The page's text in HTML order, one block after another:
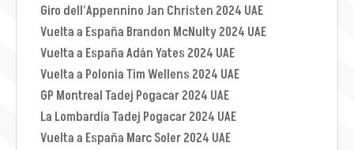
Giro dell'Appennino Jan Christen 2024 UAE
Vuelta a España Brandon McNulty 2024 UAE
Vuelta a España Adán Yates 2024 UAE
Vuelta a Polonia Tim Wellens 2024 UAE
GP Montreal Tadej Pogacar 2024 UAE
La Lombardía Tadej Pogacar 2024 UAE
Vuelta a España Marc Soler 2024 UAE